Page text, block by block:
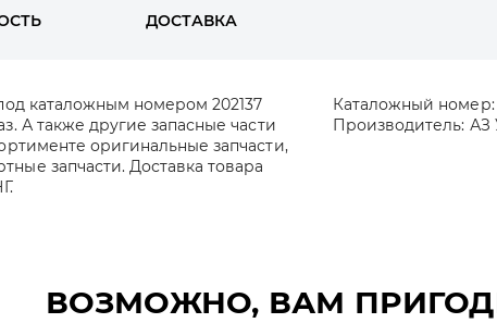
ДОСТАВКА
каталожным номером 202137
А также другие запасные части
оригинальные запчасти,
запчасти. Доставка товара
Каталожный номер:
Производитель: АЗ
ВОЗМОЖНО, ВАМ